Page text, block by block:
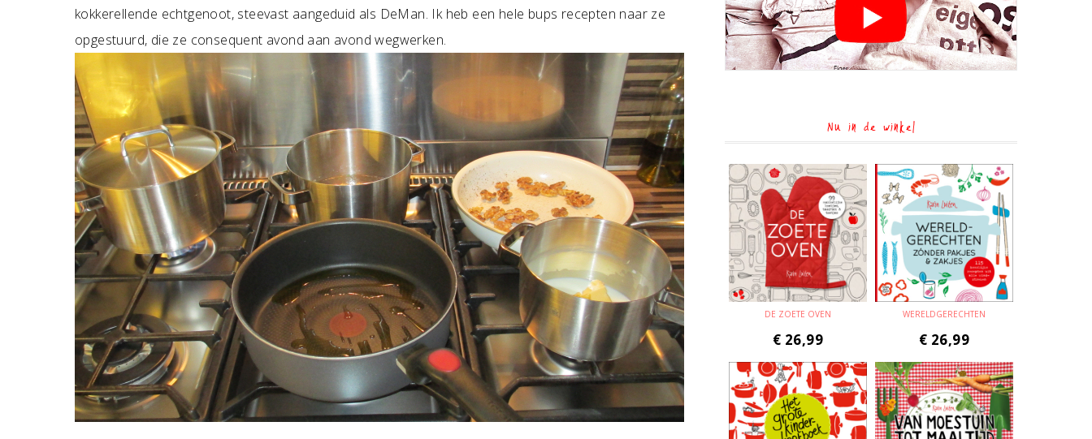
kokkerellende echtgenoot, steevast aangeduid als DeMan. Ik heb een hele bups recepten naar ze
opgestuurd, die ze consequent avond aan avond wegwerken.
Nu in de winkel
DE ZOETE OVEN
€ 26,99
WERELDGERECHTEN
€ 26,99